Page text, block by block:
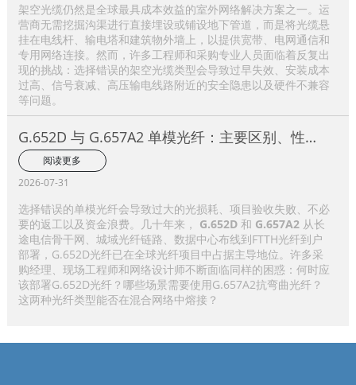
架空光缆仍然是全球最具成本效益的室外网络解决方案之一。运
营商无需挖掘沟渠进行直接埋设或铺设地下管道，而是将光缆悬
挂在电线杆、输电塔和建筑物外墙上，以提供宽带、电网通信和
专用网络连接。然而，许多工程师和采购专业人员面临着反复出
现的挑战：选择错误的架空光缆类型会导致过早失效、安装成本
过高、信号衰减、高压输电线路附近的安全隐患以及硬件不兼容
等问题。
G.652D 与 G.657A2 单模光纤：主要区别、性能
比较及应用选择指南
阅读更多
2026-07-31
选择错误的单模光纤会导致过大的光损耗、项目验收失败、不必
要的返工以及资金浪费。几十年来， G.652D和 G.657A2从长
途电信骨干网、城域光纤链路、数据中心布线到FTTH光纤到户
部署，G.652D光纤已在全球光纤项目中占据主导地位。许多采
购经理、现场工程师和网络设计师不断面临同样的困惑：何时应
该部署G.652D光纤？哪些场景需要使用G.657A2抗弯曲光纤？
这两种光纤类型能否在混合网络中熔接？